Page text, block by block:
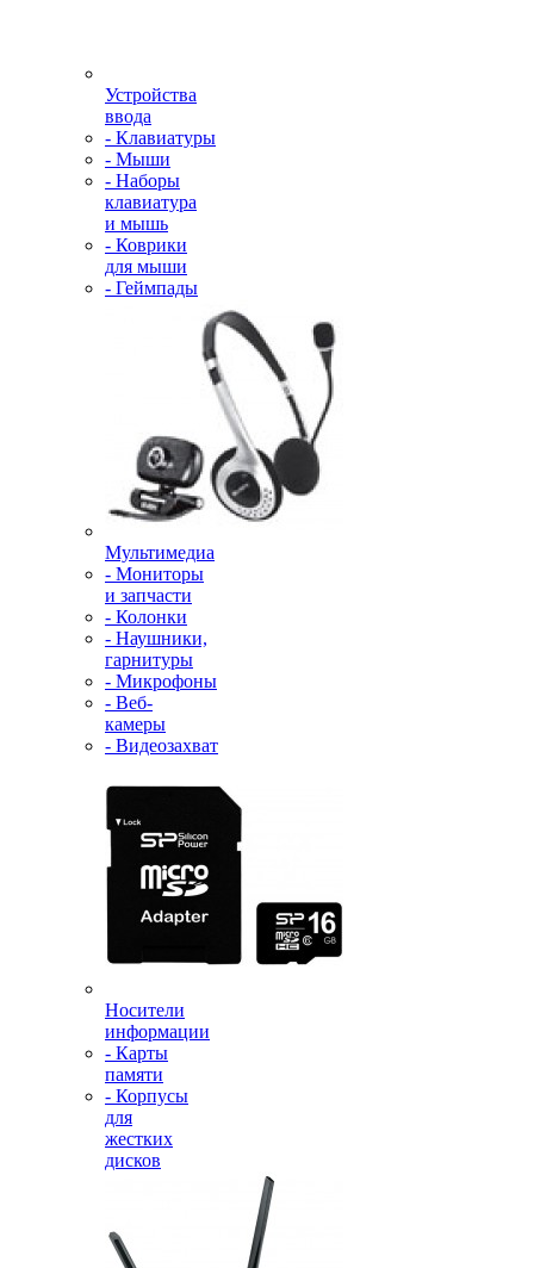
Устройства
ввода
- Клавиатуры
- Мыши
- Наборы
клавиатура
и мышь
- Коврики
для мыши
- Геймпады
Мультимедиа
- Мониторы
и запчасти
- Колонки
- Наушники,
гарнитуры
- Микрофоны
- Веб-
камеры
- Видеозахват
Носители
информации
- Карты
памяти
- Корпусы
для
жестких
дисков